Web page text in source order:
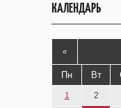
КАЛЕНДАРЬ
«
Пн Вт
1 2